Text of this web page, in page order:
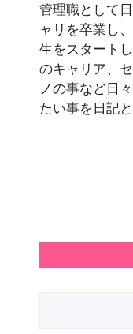
管理職として
ャリを卒業し
生をスタート
のキャリア、
ノの事など日
たい事を日記